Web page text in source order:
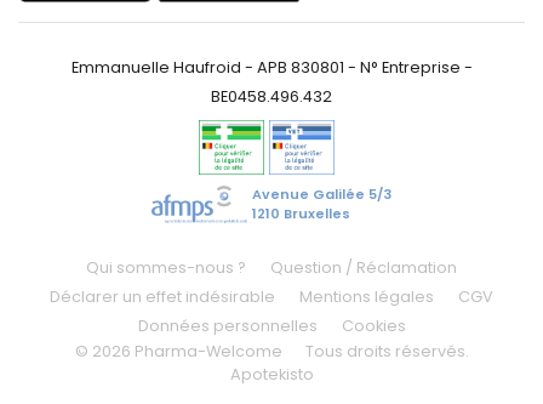
Emmanuelle Haufroid - APB 830801 - N° Entreprise -
BE0458.496.432
Avenue Galilée 5/3
1210 Bruxelles
Qui sommes-nous ?
Question / Réclamation
Déclarer un effet indésirable
Mentions légales
CGV
Données personnelles
Cookies
© 2026 Pharma-Welcome
Tous droits réservés.
Apotekisto